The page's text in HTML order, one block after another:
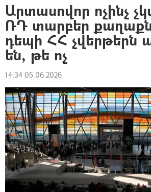
Արտասովոր ոչինչ
ՌԴ տարբեր
դեպի ՀՀ չվերթերն
են, թե ոչ
14:34 05.06.2026